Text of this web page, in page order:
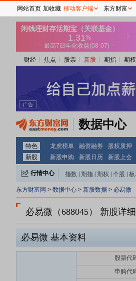
财经 焦点 股票 新股 期指 期权
数据中心
特色 龙虎榜单 融资融券 股权质押
新股
新股申购 新股日历 新股上会
行情中心 指数 期指 期权 个股
东方财富网 > 数据中心 > 新股数据 > 必易微
必易微（688045） 新股详
必易微 基本资料
股票代
申购代
网站首页 加收藏 移动客户端 东方财富